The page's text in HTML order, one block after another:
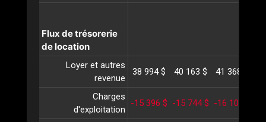
Flux de trésorerie
de location
Loyer et autres
revenue
38 994 $ 40 163 $ 41 368 $
Charges
d'exploitation
-15 396 $ -15 744 $ -16 100 $